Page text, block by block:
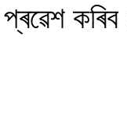
কৰিব